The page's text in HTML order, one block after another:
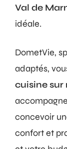
Val de
idéale.
DometVie,
adaptés,
cuisine sur
concevoir
confort et